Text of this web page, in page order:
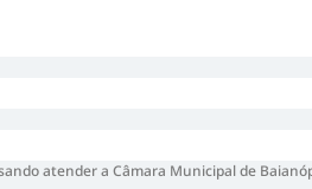
atender a Câmara Municipal de